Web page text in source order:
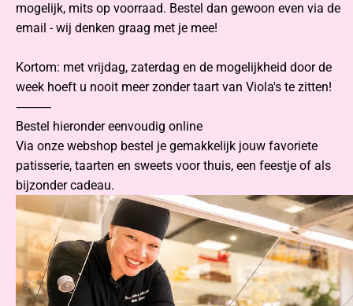
mogelijk, mits op voorraad. Bestel dan gewoon even via de
email - wij denken graag met je mee!
Kortom: met vrijdag, zaterdag en de mogelijkheid door de
week hoeft u nooit meer zonder taart van Viola's te zitten!
⸻
Bestel hieronder eenvoudig online
Via onze webshop bestel je gemakkelijk jouw favoriete
patisserie, taarten en sweets voor thuis, een feestje of als
bijzonder cadeau.